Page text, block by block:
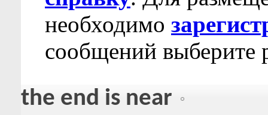
необходимо
сообщений выберите
the end is near